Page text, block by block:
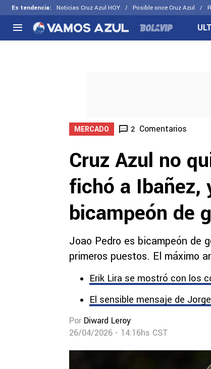
Es tendencia: Noticias Cruz Azul HOY Posible once Cruz Azul
Selección Mexicana
MERCADO 2 Comentarios
Cruz Azul no
fichó a Ibañez,
bicampeón de
Joao Pedro es bicampeón de
primeros puestos. El máximo
Erik Lira se mostró con los
El sensible mensaje de
Por Diward Leroy
26/04/2026 - 14:16hs CST